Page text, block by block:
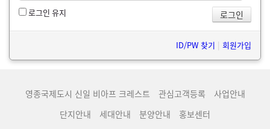
로그인 유지
ID/PW 찾기 | 회원가입
영종국제도시 신일 비아프 크레스트 관심고객등록
사업안내
단지안내
세대안내 분양안내 홍보센터